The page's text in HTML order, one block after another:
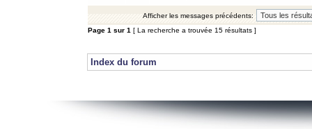
Afficher les messages précédents:
Page 1 sur 1 [ La recherche a trouvée 15 résultats ]
Index du forum